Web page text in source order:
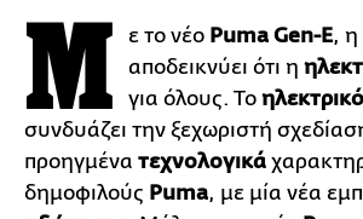
Μ ε το νέο Puma Gen-E, η
αποδεικνύει ότι η
για όλους. Το ηλεκτρικό
συνδυάζει την ξεχωριστή
προηγμένα τεχνολογικά
δημοφιλούς Puma, με μία νέα